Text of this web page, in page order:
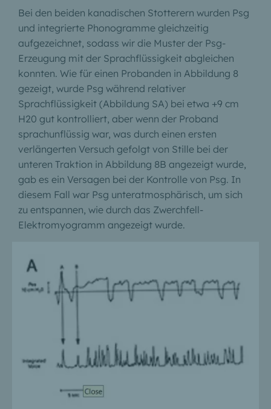
Bei den beiden kanadischen Stotterern wurden Psg
und integrierte Phonogramme gleichzeitig
aufgezeichnet, sodass wir die Muster der Psg-
Erzeugung mit der Sprachflüssigkeit abgleichen
konnten. Wie für einen Probanden in Abbildung 8
gezeigt, wurde Psg während relativer
Sprachflüssigkeit (Abbildung SA) bei etwa +9 cm
H20 gut kontrolliert, aber wenn der Proband
sprachunflüssig war, was durch einen ersten
verlängerten Versuch gefolgt von Stille bei der
unteren Traktion in Abbildung 8B angezeigt wurde,
gab es ein Versagen bei der Kontrolle von Psg. In
diesem Fall war Psg unteratmosphärisch, um sich
zu entspannen, wie durch das Zwerchfell-
Elektromyogramm angezeigt wurde.